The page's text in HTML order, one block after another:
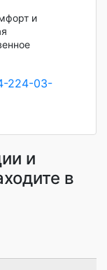
и
224-03-
и
в